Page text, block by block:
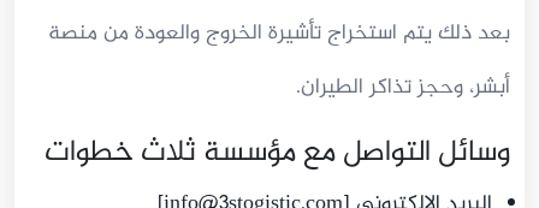
بعد ذلك يتم استخراج تأشيرة الخروج والعودة من منصة
أبشر، وحجز تذاكر الطيران.
وسائل التواصل مع مؤسسة ثلاث خطوات